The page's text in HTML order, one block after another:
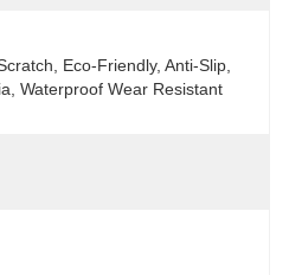
Eco-Friendly, Anti-Slip,
Waterproof Wear Resistant